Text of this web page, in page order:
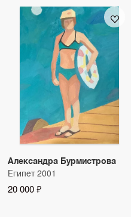
Александра Бурмистрова
Египет 2001
20 000 ₽